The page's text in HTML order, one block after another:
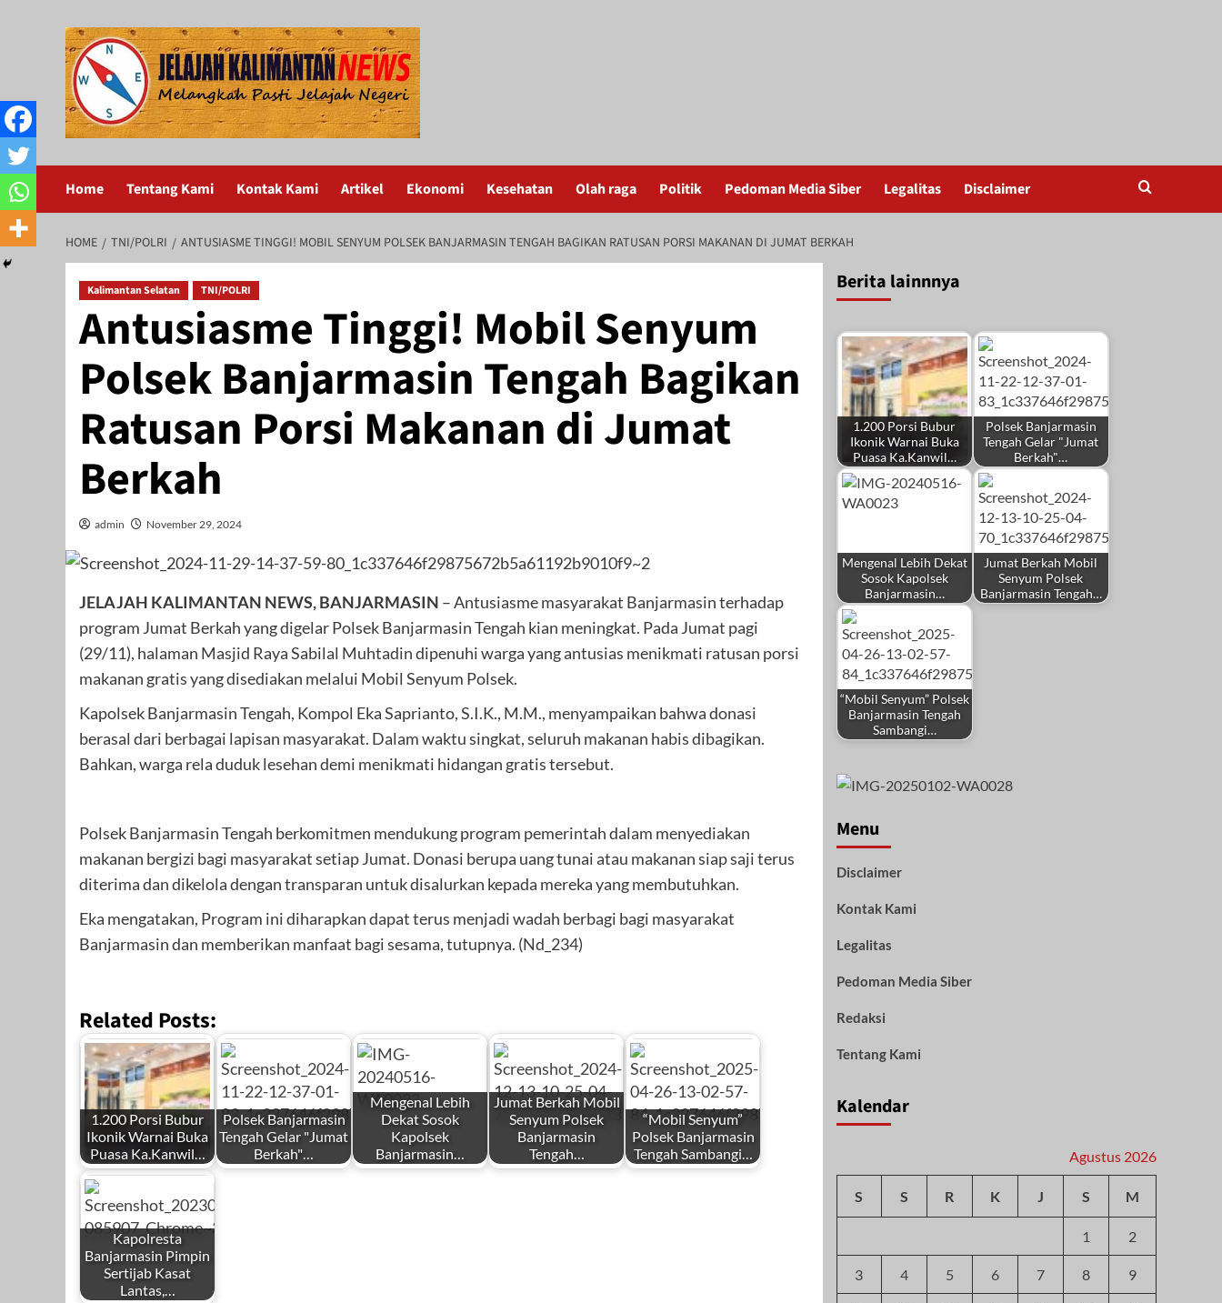
Home Tentang Kami Kontak Kami Artikel Ekonomi Kesehatan Olah raga Politik Pedoman Media Siber Legalitas Disclaimer
HOME TNI/POLRI ANTUSIASME TINGGI! MOBIL SENYUM POLSEK BANJARMASIN TENGAH BAGIKAN RATUSAN PORSI MAKANAN DI JUMAT BERKAH
Kalimantan Selatan TNI/POLRI
Antusiasme Tinggi! Mobil Senyum
Polsek Banjarmasin Tengah Bagikan
Ratusan Porsi Makanan di Jumat
Berkah
admin November 29, 2024
JELAJAH KALIMANTAN NEWS, BANJARMASIN – Antusiasme masyarakat Banjarmasin terhadap
program Jumat Berkah yang digelar Polsek Banjarmasin Tengah kian meningkat. Pada Jumat pagi
(29/11), halaman Masjid Raya Sabilal Muhtadin dipenuhi warga yang antusias menikmati ratusan porsi
makanan gratis yang disediakan melalui Mobil Senyum Polsek.
Kapolsek Banjarmasin Tengah, Kompol Eka Saprianto, S.I.K., M.M., menyampaikan bahwa donasi
berasal dari berbagai lapisan masyarakat. Dalam waktu singkat, seluruh makanan habis dibagikan.
Bahkan, warga rela duduk lesehan demi menikmati hidangan gratis tersebut.
Polsek Banjarmasin Tengah berkomitmen mendukung program pemerintah dalam menyediakan
makanan bergizi bagi masyarakat setiap Jumat. Donasi berupa uang tunai atau makanan siap saji terus
diterima dan dikelola dengan transparan untuk disalurkan kepada mereka yang membutuhkan.
Eka mengatakan, Program ini diharapkan dapat terus menjadi wadah berbagi bagi masyarakat
Banjarmasin dan memberikan manfaat bagi sesama, tutupnya. (Nd_234)
Related Posts:
1.200 Porsi Bubur
Ikonik Warnai Buka
Puasa Ka.Kanwil…
Polsek Banjarmasin
Tengah Gelar "Jumat
Berkah"…
Mengenal Lebih
Dekat Sosok
Kapolsek
Banjarmasin…
Jumat Berkah Mobil
Senyum Polsek
Banjarmasin
Tengah…
“Mobil Senyum”
Polsek Banjarmasin
Tengah Sambangi…
Kapolresta
Banjarmasin Pimpin
Sertijab Kasat
Lantas,…
Berita lainnnya
1.200 Porsi Bubur
Ikonik Warnai Buka
Puasa Ka.Kanwil…
Polsek Banjarmasin
Tengah Gelar "Jumat
Berkah"…
Mengenal Lebih Dekat
Sosok Kapolsek
Banjarmasin…
Jumat Berkah Mobil
Senyum Polsek
Banjarmasin Tengah…
“Mobil Senyum” Polsek
Banjarmasin Tengah
Sambangi…
Menu
Disclaimer
Kontak Kami
Legalitas
Pedoman Media Siber
Redaksi
Tentang Kami
Kalendar
Agustus 2026
S S R K J S M
1 2
3 4 5 6 7 8 9